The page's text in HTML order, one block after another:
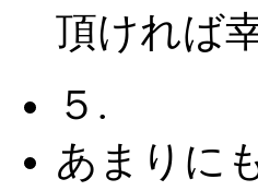
頂ければ
５.
あまりに